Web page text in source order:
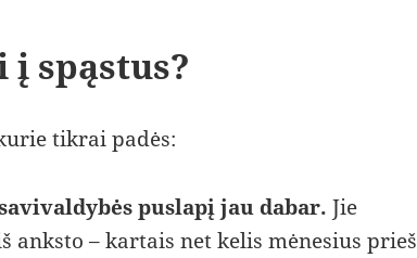
spąstus?
tikrai padės:
puslapį jau dabar. Jie
anksto – kartais net kelis mėnesius prieš